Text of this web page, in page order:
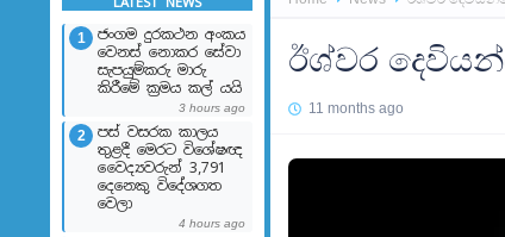
1
ජංගම දුරකථන අංකය
වෙනස් නොකර සේවා
සැපයුම්කරු මාරු
කිරීමේ ක්‍රමය කල් යයි
3 hours ago
2
පස් වසරක කාලය
තුළදී මෙරට විශේෂඥ
වෛද්‍යවරුන් 3,791
දෙනෙකු විදේශගත
වෙලා
4 hours ago
ඊශ්වර
11 months ago